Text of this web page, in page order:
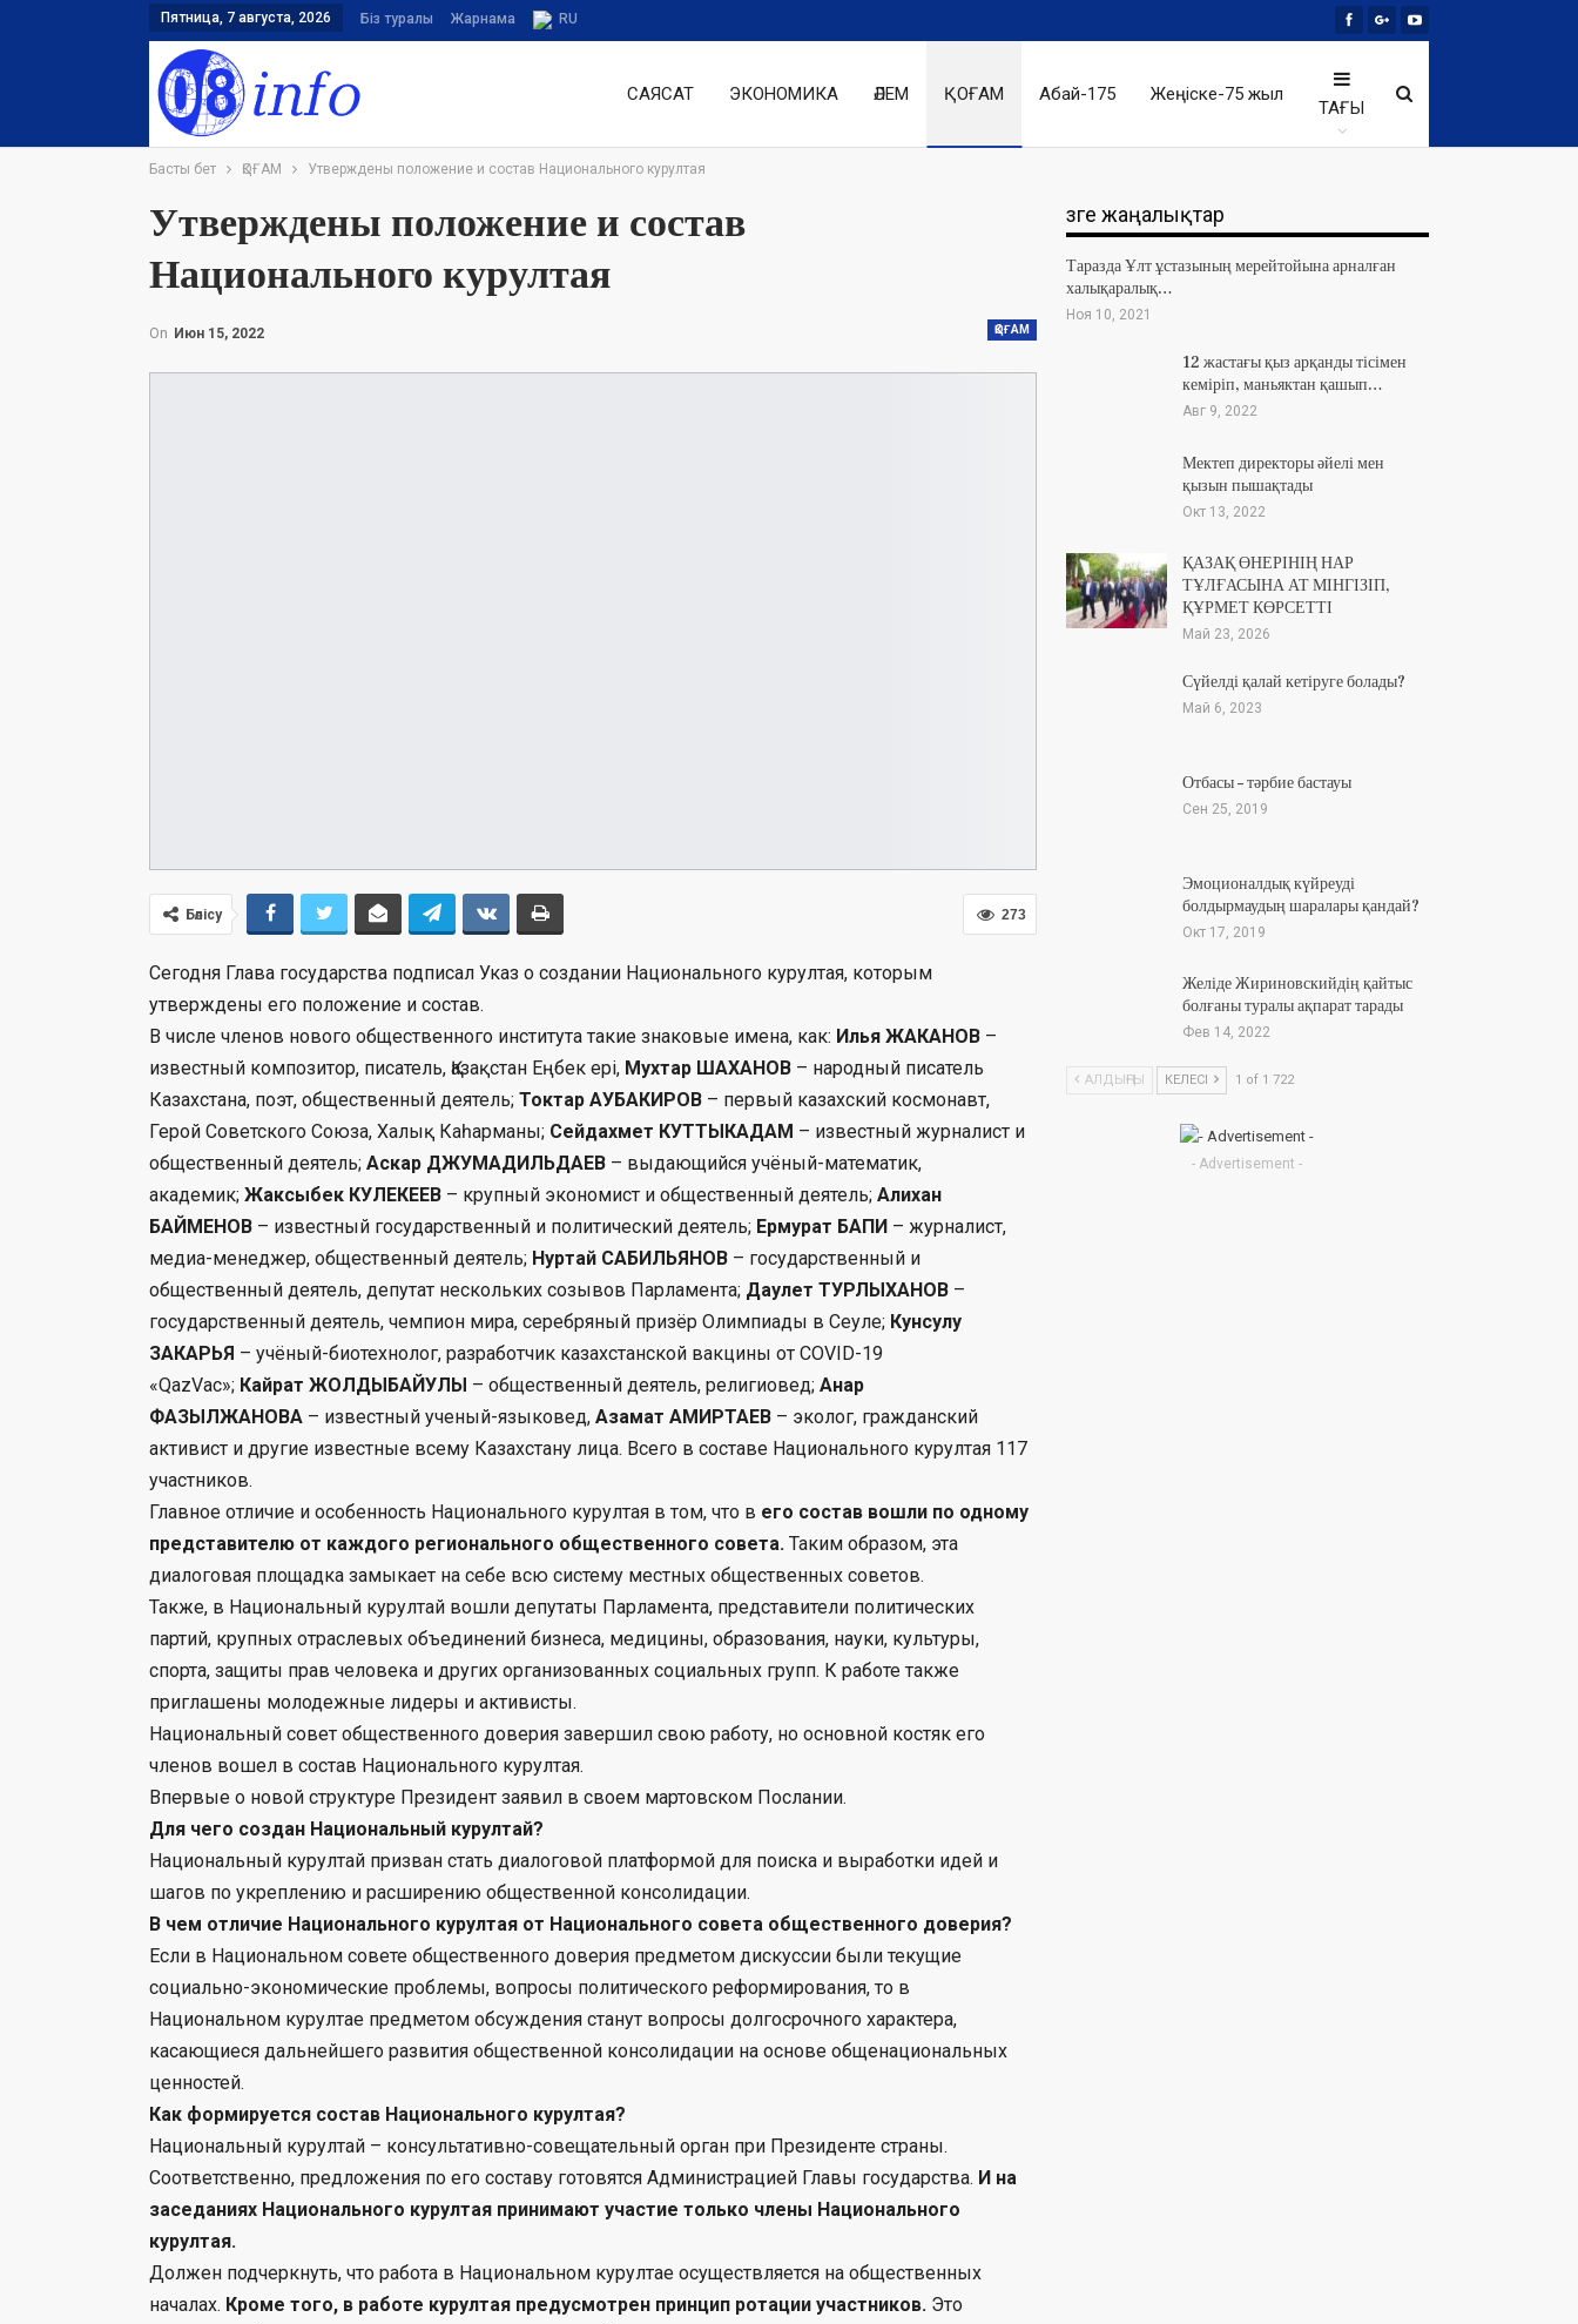
Пятница, 7 августа, 2026 Біз туралы Жарнама RU
САЯСАТ ЭКОНОМИКА ӘЛЕМ ҚОҒАМ Абай-175 Жеңіске-75 жыл
ТАҒЫ
Басты бет ҚОҒАМ Утверждены положение и состав Национального курултая
Утверждены положение и состав
Национального курултая
ҚОҒАМ
On Июн 15, 2022
273
Бөлісу
Сегодня Глава государства подписал Указ о создании Национального курултая, которым
утверждены его положение и состав.
В числе членов нового общественного института такие знаковые имена, как: Илья ЖАКАНОВ –
известный композитор, писатель, Қазақстан Еңбек ері, Мухтар ШАХАНОВ – народный писатель
Казахстана, поэт, общественный деятель; Токтар АУБАКИРОВ – первый казахский космонавт,
Герой Советского Союза, Халық Каһарманы; Сейдахмет КУТТЫКАДАМ – известный журналист и
общественный деятель; Аскар ДЖУМАДИЛЬДАЕВ – выдающийся учёный-математик,
академик; Жаксыбек КУЛЕКЕЕВ – крупный экономист и общественный деятель; Алихан
БАЙМЕНОВ – известный государственный и политический деятель; Ермурат БАПИ – журналист,
медиа-менеджер, общественный деятель; Нуртай САБИЛЬЯНОВ – государственный и
общественный деятель, депутат нескольких созывов Парламента; Даулет ТУРЛЫХАНОВ –
государственный деятель, чемпион мира, серебряный призёр Олимпиады в Сеуле; Кунсулу
ЗАКАРЬЯ – учёный-биотехнолог, разработчик казахстанской вакцины от COVID-19
«QazVac»; Кайрат ЖОЛДЫБАЙУЛЫ – общественный деятель, религиовед; Анар
ФАЗЫЛЖАНОВА – известный ученый-языковед, Азамат АМИРТАЕВ – эколог, гражданский
активист и другие известные всему Казахстану лица. Всего в составе Национального курултая 117
участников.
Главное отличие и особенность Национального курултая в том, что в его состав вошли по одному
представителю от каждого регионального общественного совета. Таким образом, эта
диалоговая площадка замыкает на себе всю систему местных общественных советов.
Также, в Национальный курултай вошли депутаты Парламента, представители политических
партий, крупных отраслевых объединений бизнеса, медицины, образования, науки, культуры,
спорта, защиты прав человека и других организованных социальных групп. К работе также
приглашены молодежные лидеры и активисты.
Национальный совет общественного доверия завершил свою работу, но основной костяк его
членов вошел в состав Национального курултая.
Впервые о новой структуре Президент заявил в своем мартовском Послании.
Для чего создан Национальный курултай?
Национальный курултай призван стать диалоговой платформой для поиска и выработки идей и
шагов по укреплению и расширению общественной консолидации.
В чем отличие Национального курултая от Национального совета общественного доверия?
Если в Национальном совете общественного доверия предметом дискуссии были текущие
социально-экономические проблемы, вопросы политического реформирования, то в
Национальном курултае предметом обсуждения станут вопросы долгосрочного характера,
касающиеся дальнейшего развития общественной консолидации на основе общенациональных
ценностей.
Как формируется состав Национального курултая?
Национальный курултай – консультативно-совещательный орган при Президенте страны.
Соответственно, предложения по его составу готовятся Администрацией Главы государства. И на
заседаниях Национального курултая принимают участие только члены Национального
курултая.
Должен подчеркнуть, что работа в Национальном курултае осуществляется на общественных
началах. Кроме того, в работе курултая предусмотрен принцип ротации участников. Это
Өзге жаңалықтар
Таразда Ұлт ұстазының мерейтойына арналған
халықаралық…
Ноя 10, 2021
12 жастағы қыз арқанды тісімен
кеміріп, маньяктан қашып…
Авг 9, 2022
Мектеп директоры әйелі мен
қызын пышақтады
Окт 13, 2022
ҚАЗАҚ ӨНЕРІНІҢ НАР
ТҰЛҒАСЫНА АТ МІНГІЗІП,
ҚҰРМЕТ КӨРСЕТТІ
Май 23, 2026
Сүйелді қалай кетіруге болады?
Май 6, 2023
Отбасы – тәрбие бастауы
Сен 25, 2019
Эмоционалдық күйреуді
болдырмаудың шаралары қандай?
Окт 17, 2019
Желіде Жириновскийдің қайтыс
болғаны туралы ақпарат тарады
Фев 14, 2022
АЛДЫҢҒЫ КЕЛЕСІ 1 of 1 722
- Advertisement -